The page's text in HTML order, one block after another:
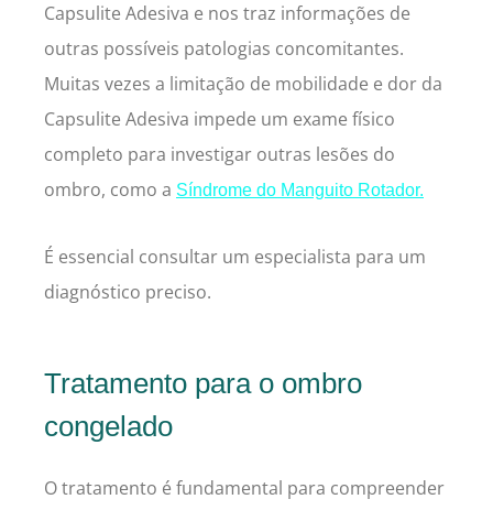
Capsulite Adesiva e nos traz informações de
outras possíveis patologias concomitantes.
Muitas vezes a limitação de mobilidade e dor da
Capsulite Adesiva impede um exame físico
completo para investigar outras lesões do
ombro, como a Síndrome do Manguito Rotador.
É essencial consultar um especialista para um
diagnóstico preciso.
Tratamento para o ombro
congelado
O tratamento é fundamental para compreender